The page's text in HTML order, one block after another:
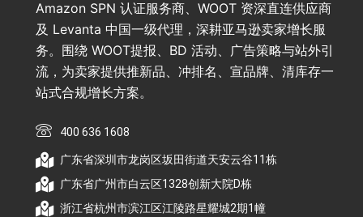
Amazon SPN 认证服务商、WOOT 资深直连供应商
及 Levanta 中国一级代理，深耕亚马逊卖家增长服
务。围绕 WOOT提报、BD 活动、广告策略与站外引
流，为卖家提供推新品、冲排名、宣品牌、清库存一
站式合规增长方案。
400 636 1608
广东省深圳市龙岗区坂田街道天安云谷11栋
广东省广州市白云区1328创新大院D栋
浙江省杭州市滨江区江陵路星耀城2期1幢